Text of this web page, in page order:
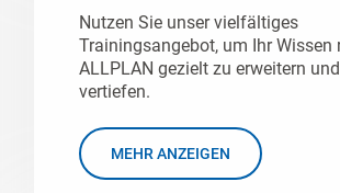
Nutzen Sie unser vielfältiges
Trainingsangebot, um Ihr Wissen
ALLPLAN gezielt zu erweitern
vertiefen.
MEHR ANZEIGEN